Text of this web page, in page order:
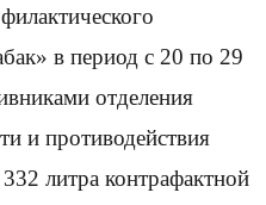
в период с 20 по 29
отделения
и противодействия
литра контрафактной